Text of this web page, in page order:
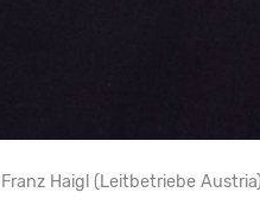
Franz Haigl (Leitbetriebe